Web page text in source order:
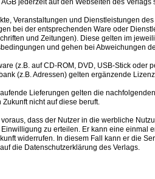
jederzeit auf den Webseiten des
Veranstaltungen und Dienstleistungen
bei der entsprechenden Ware oder
und Zeitungen). Diese gelten im
und gehen bei Abweichungen
(z.B. auf CD-ROM, DVD, USB-Stick oder
(z.B. Adressen) gelten ergänzende
Lieferungen gelten die
nicht auf diese beruft.
dass der Nutzer in die werbliche
zu erteilen. Er kann eine einmal
widerrufen. In diesem Fall kann er die
die Datenschutzerklärung des Verlags.